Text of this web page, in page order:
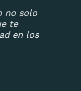
no solo
te
en los